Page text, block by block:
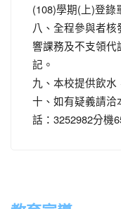
(108)學期(上)登錄
八、全程參與者
響課務及不支領代
記。
九、本校提供飲水
十、如有疑義請洽
話：3252982分機